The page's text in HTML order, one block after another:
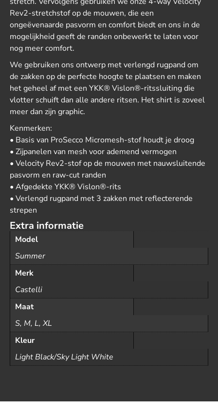
Rev2-stretchstof op de mouwen, die een
ongeëvenaarde pasvorm en comfort biedt en ons in de
mogelijkheid geeft de randen onbewerkt te laten voor
nog meer comfort.
We gebruiken ons ontwerp met verlengd rugpand om
de zakken op de perfecte hoogte te plaatsen en maken
het geheel af met een YKK® Vislon®-ritssluiting die
vlotter schuift dan alle andere ritsen. Het shirt is zoveel
meer dan zijn graphic.
Kenmerken:
• Basis van ProSecco Micromesh-stof houdt je droog
• Zijpanelen van mesh voor ademend vermogen
• Velocity Rev2-stof op de mouwen met nauwsluitende
pasvorm en raw-cut randen
• Afgedekte YKK® Vislon®-rits
• Verlengd rugpand met 3 zakken met reflecterende
strepen
Extra informatie
Model
Summer
Merk
Castelli
Maat
S, M, L, XL
Kleur
Light Black/Sky Light White